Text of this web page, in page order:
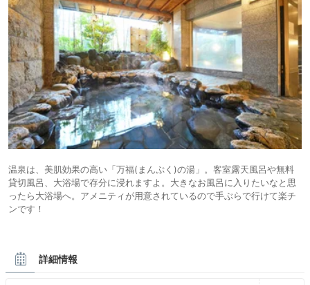
温泉は、美肌効果の高い「万福(まんぷく)の湯」。客室露天風呂や無料
貸切風呂、大浴場で存分に浸れますよ。大きなお風呂に入りたいなと思
ったら大浴場へ。アメニティが用意されているので手ぶらで行けて楽チ
ンです！
詳細情報